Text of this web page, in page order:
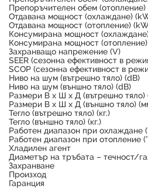
Препоръчителен обем (отопление)
Отдавана мощност (охлаждане)
Отдавана мощност (отопление)
Консумирана мощност
Консумирана мощност
Захранващо напрежение (V)
SEER (сезонна ефективност в
SCOP (сезонна ефективност в
Ниво на шум (вътрешно тяло) (dB)
Ниво на шум (външно тяло) (dB)
Размери В х Ш х Д (вътрешно тяло)
Размери В х Ш х Д (външно тяло)
Тегло (вътрешно тяло) (кг.)
Тегло (външно тяло) (кг.)
Работен диапазон при охлаждане
Работен диапазон при отопление
Хладилен агент
Диаметър на тръбата – течност/
Захранване
Произход
Гаранция